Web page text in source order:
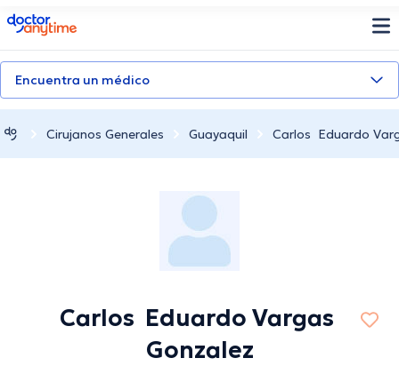
doctoranytime
Encuentra un médico
Cirujanos Generales Guayaquil Carlos Eduardo
Carlos Eduardo Vargas
Gonzalez